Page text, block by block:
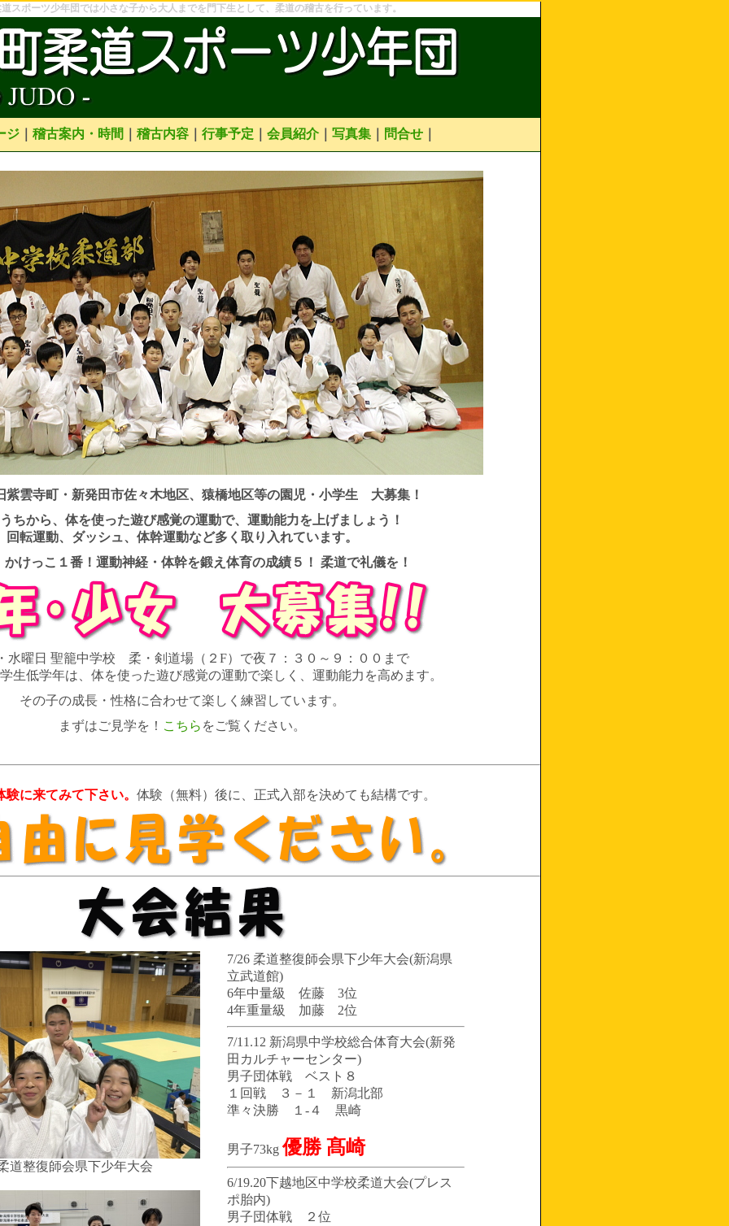
スポーツ少年団では小さな子から大人までを門下生として、柔道の稽古を行っています。
ジ 稽古案内・時間 稽古内容 行事予定 会員紹介 写真集 問合せ
紫雲寺町・新発田市佐々木地区、猿橋地区等の園児・小学生 大募集！
ちから、体を使った遊び感覚の運動で、運動能力を上げましょう！
回転運動、ダッシュ、体幹運動など多く取り入れています。
かけっこ１番！運動神経・体幹を鍛え体育の成績５！ 柔道で礼儀を！
水曜日 聖籠中学校 柔・剣道場（２F）で夜７：３０～９：００まで
生低学年は、体を使った遊び感覚の運動で楽しく、運動能力を高めます。
その子の成長・性格に合わせて楽しく練習しています。
まずはご見学を！ こちら をご覧ください。
験に来てみて下さい。 体験（無料）後に、正式入部を決めても結構です。
道整復師会県下少年大会
7/26 柔道整復師会県下少年大会(新潟県
立武道館)
6年中量級 佐藤 3位
4年重量級 加藤 2位
7/11.12 新潟県中学校総合体育大会(新発
田カルチャーセンター)
男子団体戦 ベスト８
１回戦 ３－１ 新潟北部
準々決勝 １-４ 黒崎
男子73kg優勝 髙崎
6/19.20下越地区中学校柔道大会(プレス
ポ胎内)
男子団体戦 ２位